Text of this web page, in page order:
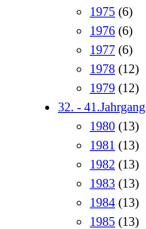
1975 (6)
1976 (6)
1977 (6)
1978 (12)
1979 (12)
32. - 41.Jahrgang
1980 (13)
1981 (13)
1982 (13)
1983 (13)
1984 (13)
1985 (13)